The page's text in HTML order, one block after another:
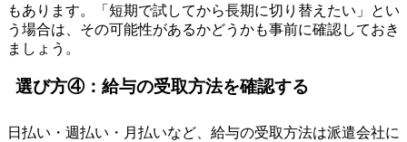
もあります。「短期で試してから長期に切り替えたい」とい
う場合は、その可能性があるかどうかも事前に確認しておき
ましょう。
選び方④：給与の受取方法を確認する
日払い・週払い・月払いなど、給与の受取方法は派遣会社に